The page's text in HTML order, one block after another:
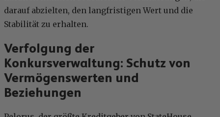
darauf abzielten, den langfristigen Wert und die
Stabilität zu erhalten.
Verfolgung der
Konkursverwaltung: Schutz von
Vermögenswerten und
Beziehungen